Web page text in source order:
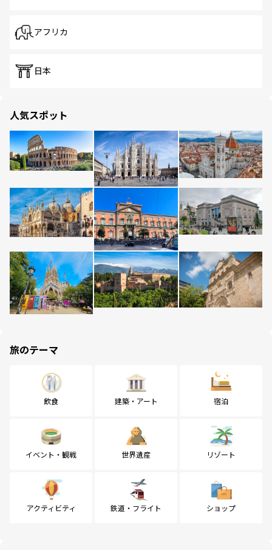
アフリカ
日本
人気スポット
旅のテーマ
飲食 建築・アート 宿泊
イベント・観戦 世界遺産 リゾート
アクティビティ 鉄道・フライト ショップ